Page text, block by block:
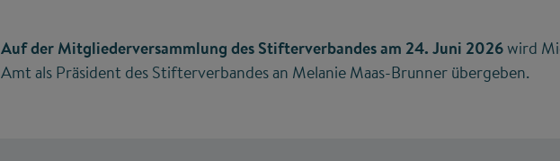
Auf der Mitgliederversammlung des Stifterverbandes am 24. Juni 2026wird
Amt als Präsident des Stifterverbandes an Melanie Maas-Brunner übergeben.